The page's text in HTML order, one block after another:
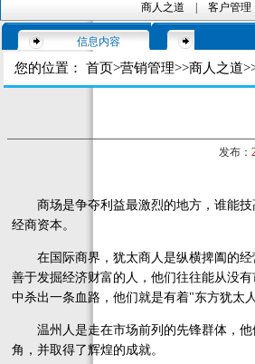
商人之道 客户管理
信息内容
您的位置： 首页>营销管理>>商人之道
发布：
商场是争夺利益最激烈的地方，谁能技
经商资本。
在国际商界，犹太商人是纵横捭阖的经
善于发掘经济财富的人，他们往往能从没
中杀出一条血路，他们就是有着"东方犹太
温州人是走在市场前列的先锋群体，他
角，并取得了辉煌的成就。